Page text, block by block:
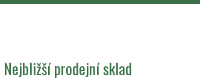
Nejbližší prodejní sklad